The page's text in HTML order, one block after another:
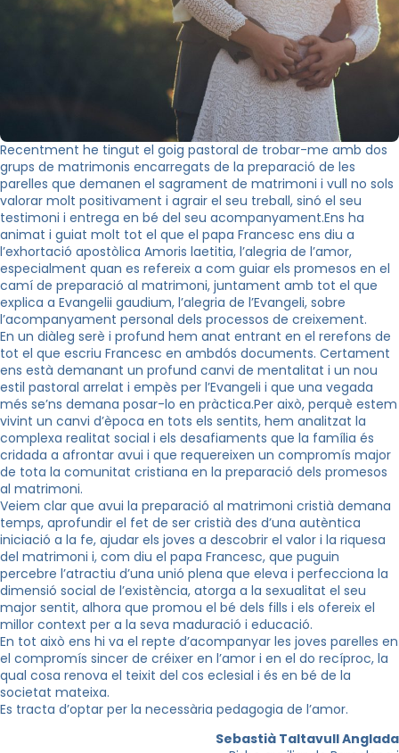
Recentment he tingut el goig pastoral de trobar-me amb dos
grups de matrimonis encarregats de la preparació de les
parelles que demanen el sagrament de matrimoni i vull no sols
valorar molt positivament i agrair el seu treball, sinó el seu
testimoni i entrega en bé del seu acompanyament.Ens ha
animat i guiat molt tot el que el papa Francesc ens diu a
l’exhortació apostòlica Amoris laetitia, l’alegria de l’amor,
especialment quan es refereix a com guiar els promesos en el
camí de preparació al matrimoni, juntament amb tot el que
explica a Evangelii gaudium, l’alegria de l’Evangeli, sobre
l’acompanyament personal dels processos de creixement.
En un diàleg serè i profund hem anat entrant en el rerefons de
tot el que escriu Francesc en ambdós documents. Certament
ens està demanant un profund canvi de mentalitat i un nou
estil pastoral arrelat i empès per l’Evangeli i que una vegada
més se’ns demana posar-lo en pràctica.Per això, perquè estem
vivint un canvi d’època en tots els sentits, hem analitzat la
complexa realitat social i els desafiaments que la família és
cridada a afrontar avui i que requereixen un compromís major
de tota la comunitat cristiana en la preparació dels promesos
al matrimoni.
Veiem clar que avui la preparació al matrimoni cristià demana
temps, aprofundir el fet de ser cristià des d’una autèntica
iniciació a la fe, ajudar els joves a descobrir el valor i la riquesa
del matrimoni i, com diu el papa Francesc, que puguin
percebre l’atractiu d’una unió plena que eleva i perfecciona la
dimensió social de l’existència, atorga a la sexualitat el seu
major sentit, alhora que promou el bé dels fills i els ofereix el
millor context per a la seva maduració i educació.
En tot això ens hi va el repte d’acompanyar les joves parelles en
el compromís sincer de créixer en l’amor i en el do recíproc, la
qual cosa renova el teixit del cos eclesial i és en bé de la
societat mateixa.
Es tracta d’optar per la necessària pedagogia de l’amor.
Sebastià Taltavull Anglada